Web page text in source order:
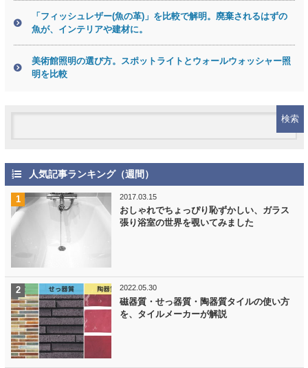
「フィッシュレザー(魚の革)」を比較で解明。廃棄されるはずの
魚が、インテリアや建材に。
美術館照明の選び方。スポットライトとウォールウォッシャー照
明を比較
人気記事ランキング（週間）
2017.03.15
おしゃれでちょっぴり恥ずかしい、ガラス
張り浴室の世界を覗いてみました
2022.05.30
磁器質・せっ器質・陶器質タイルの使い方
を、タイルメーカーが解説